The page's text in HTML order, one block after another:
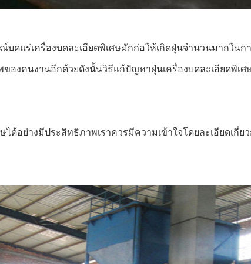
บดแร่เครื่องบดละเอียดพิเศษมักก่อให้เกิดฝุ่นจำนวนมากใ
นงานอีกด้วยดังนั้นวิธีแก้ปัญหาฝุ่นเครื่องบดละเอียดพิเศษ
ด้อย่างมีประสิทธิภาพเราควรมีความเข้าใจโดยละเอียดเกี่